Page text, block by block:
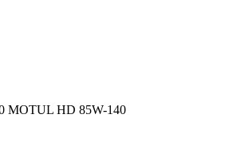
MOTUL HD 85W-140